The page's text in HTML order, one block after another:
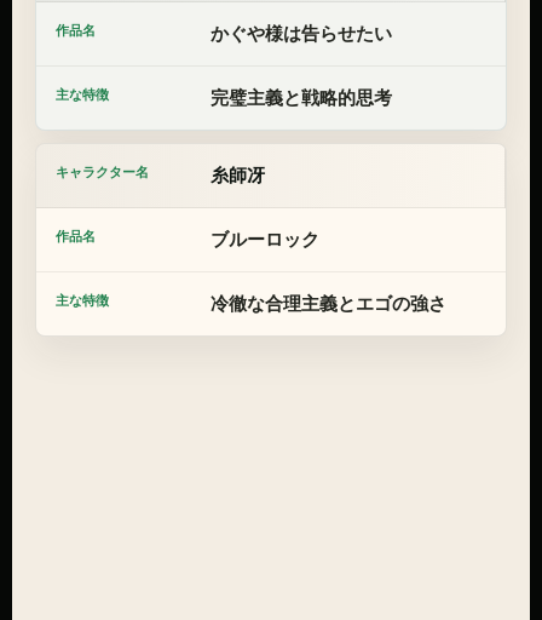
かぐや様は告らせたい
完璧主義と戦略的思考
糸師冴
ブルーロック
冷徹な合理主義とエゴの強さ